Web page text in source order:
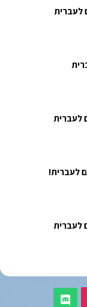
TikTok
Discord